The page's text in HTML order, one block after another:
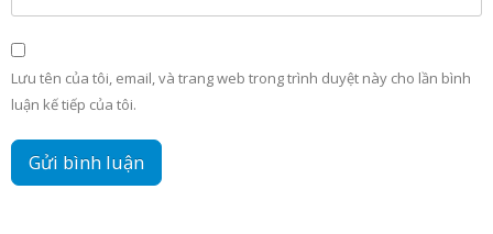
Lưu tên của tôi, email, và trang web trong trình duyệt này cho lần bình
luận kế tiếp của tôi.